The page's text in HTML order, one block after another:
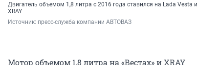
Двигатель объемом 1,8 литра с 2016 года ставился на Lada Vesta и
XRAY
Источник: пресс-служба компании АВТОВАЗ
Мотор объемом 1,8 литра на «Вестах» и XRAY